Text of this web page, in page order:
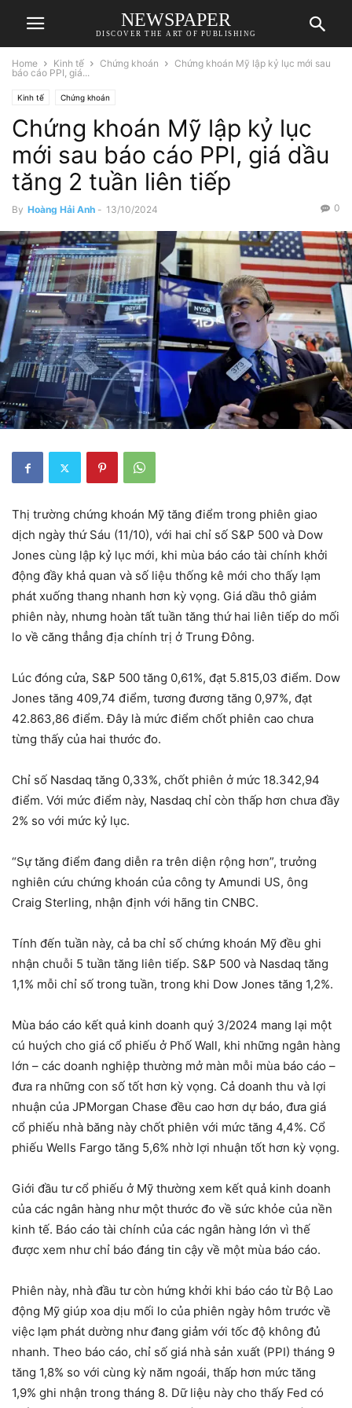
NEWSPAPER
DISCOVER THE ART OF PUBLISHING
Home Kinh tế Chứng khoán
Chứng khoán Mỹ lập kỷ lục mới sau
báo cáo PPI, giá...
Kinh tế Chứng khoán
Chứng khoán Mỹ lập kỷ lục
mới sau báo cáo PPI, giá dầu
tăng 2 tuần liên tiếp
By Hoàng Hải Anh - 13/10/2024 0
Thị trường chứng khoán Mỹ tăng điểm trong phiên giao
dịch ngày thứ Sáu (11/10), với hai chỉ số S&P 500 và Dow
Jones cùng lập kỷ lục mới, khi mùa báo cáo tài chính khởi
động đầy khả quan và số liệu thống kê mới cho thấy lạm
phát xuống thang nhanh hơn kỳ vọng. Giá dầu thô giảm
phiên này, nhưng hoàn tất tuần tăng thứ hai liên tiếp do mối
lo về căng thẳng địa chính trị ở Trung Đông.
Lúc đóng cửa, S&P 500 tăng 0,61%, đạt 5.815,03 điểm. Dow
Jones tăng 409,74 điểm, tương đương tăng 0,97%, đạt
42.863,86 điểm. Đây là mức điểm chốt phiên cao chưa
từng thấy của hai thước đo.
Chỉ số Nasdaq tăng 0,33%, chốt phiên ở mức 18.342,94
điểm. Với mức điểm này, Nasdaq chỉ còn thấp hơn chưa đầy
2% so với mức kỷ lục.
“Sự tăng điểm đang diễn ra trên diện rộng hơn”, trưởng
nghiên cứu chứng khoán của công ty Amundi US, ông
Craig Sterling, nhận định với hãng tin CNBC.
Tính đến tuần này, cả ba chỉ số chứng khoán Mỹ đều ghi
nhận chuỗi 5 tuần tăng liên tiếp. S&P 500 và Nasdaq tăng
1,1% mỗi chỉ số trong tuần, trong khi Dow Jones tăng 1,2%.
Mùa báo cáo kết quả kinh doanh quý 3/2024 mang lại một
cú huých cho giá cổ phiếu ở Phố Wall, khi những ngân hàng
lớn – các doanh nghiệp thường mở màn mỗi mùa báo cáo –
đưa ra những con số tốt hơn kỳ vọng. Cả doanh thu và lợi
nhuận của JPMorgan Chase đều cao hơn dự báo, đưa giá
cổ phiếu nhà băng này chốt phiên với mức tăng 4,4%. Cổ
phiếu Wells Fargo tăng 5,6% nhờ lợi nhuận tốt hơn kỳ vọng.
Giới đầu tư cổ phiếu ở Mỹ thường xem kết quả kinh doanh
của các ngân hàng như một thước đo về sức khỏe của nền
kinh tế. Báo cáo tài chính của các ngân hàng lớn vì thế
được xem như chỉ báo đáng tin cậy về một mùa báo cáo.
Phiên này, nhà đầu tư còn hứng khởi khi báo cáo từ Bộ Lao
động Mỹ giúp xoa dịu mối lo của phiên ngày hôm trước về
việc lạm phát dường như đang giảm với tốc độ không đủ
nhanh. Theo báo cáo, chỉ số giá nhà sản xuất (PPI) tháng 9
tăng 1,8% so với cùng kỳ năm ngoái, thấp hơn mức tăng
1,9% ghi nhận trong tháng 8. Dữ liệu này cho thấy Fed có